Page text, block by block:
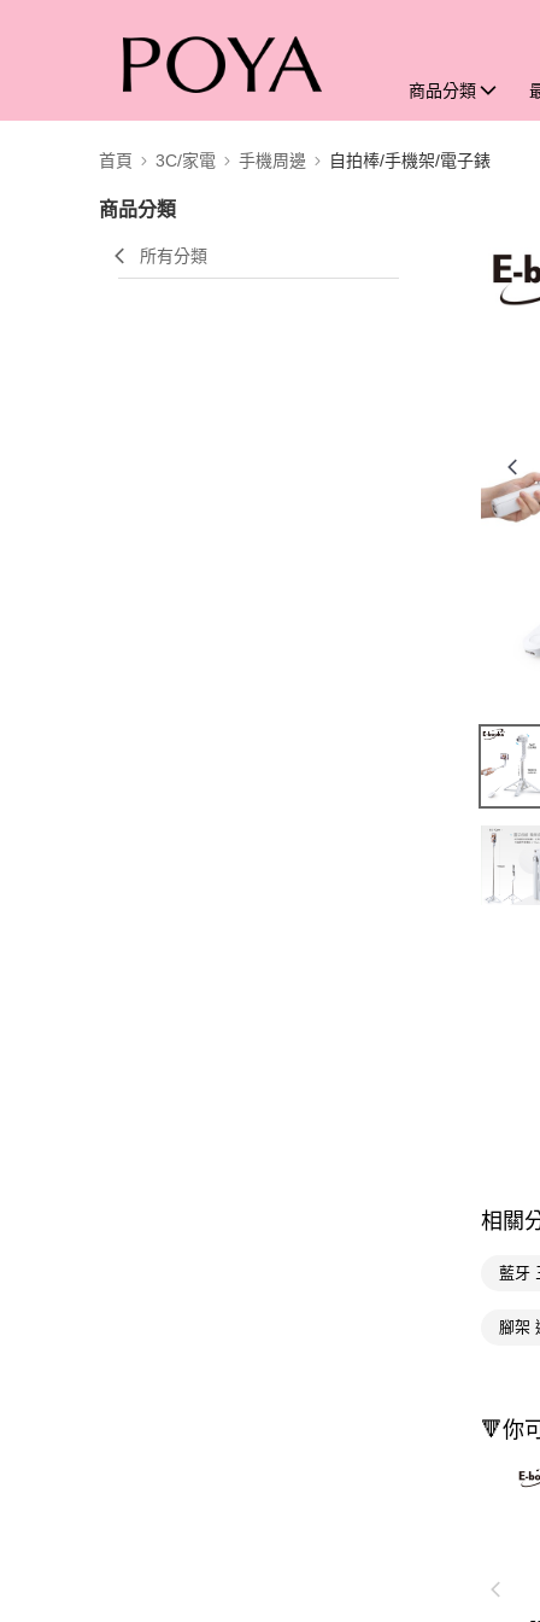
商品分類
首頁 3C/家電 手機周邊 自拍棒/手機架/電子錶
商品分類
所有分類
相關
藍牙
腳架
🔻你